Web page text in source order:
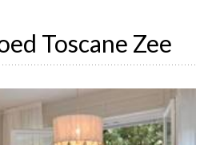
Toscane Zee